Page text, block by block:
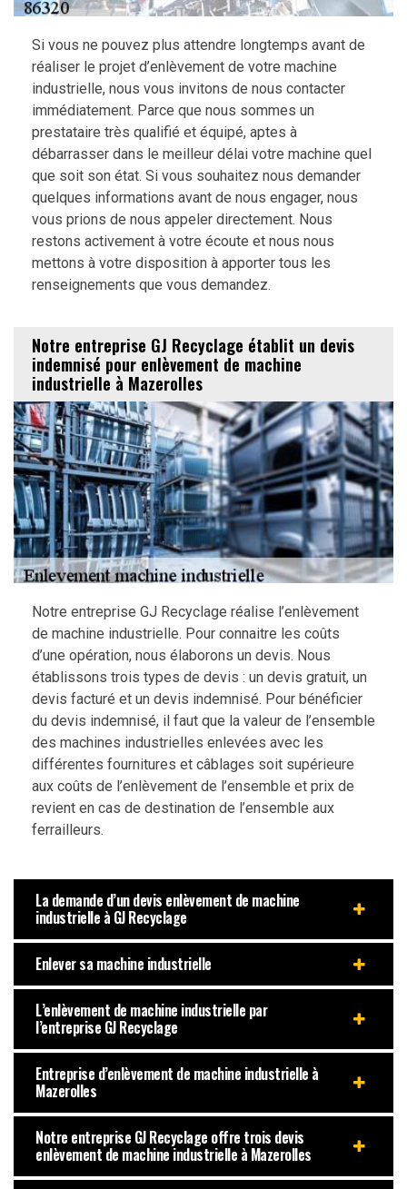
Si vous ne pouvez plus attendre longtemps avant de
réaliser le projet d’enlèvement de votre machine
industrielle, nous vous invitons de nous contacter
immédiatement. Parce que nous sommes un
prestataire très qualifié et équipé, aptes à
débarrasser dans le meilleur délai votre machine quel
que soit son état. Si vous souhaitez nous demander
quelques informations avant de nous engager, nous
vous prions de nous appeler directement. Nous
restons activement à votre écoute et nous nous
mettons à votre disposition à apporter tous les
renseignements que vous demandez.
Notre entreprise GJ Recyclage établit un devis
indemnisé pour enlèvement de machine
industrielle à Mazerolles
Notre entreprise GJ Recyclage réalise l’enlèvement
de machine industrielle. Pour connaitre les coûts
d’une opération, nous élaborons un devis. Nous
établissons trois types de devis : un devis gratuit, un
devis facturé et un devis indemnisé. Pour bénéficier
du devis indemnisé, il faut que la valeur de l’ensemble
des machines industrielles enlevées avec les
différentes fournitures et câblages soit supérieure
aux coûts de l’enlèvement de l’ensemble et prix de
revient en cas de destination de l’ensemble aux
ferrailleurs.
La demande d’un devis enlèvement de machine
industrielle à GJ Recyclage
Enlever sa machine industrielle
L’enlèvement de machine industrielle par
l’entreprise GJ Recyclage
Entreprise d’enlèvement de machine industrielle à
Mazerolles
Notre entreprise GJ Recyclage offre trois devis
enlèvement de machine industrielle à Mazerolles